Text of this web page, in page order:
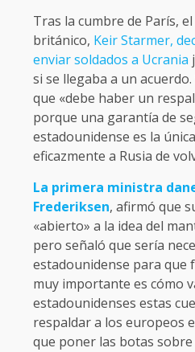
Tras la cumbre de París,
británico, Keir Starmer,
enviar soldados a Ucrania
si se llegaba a un
que «debe haber un
porque una garantía de
estadounidense es la
eficazmente a Rusia de
La primera ministra
Frederiksen, afirmó que
«abierto» a la idea del
pero señaló que sería
estadounidense para que
muy importante es cómo
estadounidenses estas
respaldar a los europeos
que poner las botas sobre